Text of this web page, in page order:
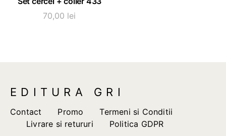
70,00 lei
EDITURA GRI
Contact Promo
Termeni si Conditii
Livrare si retururi
Politica GDPR